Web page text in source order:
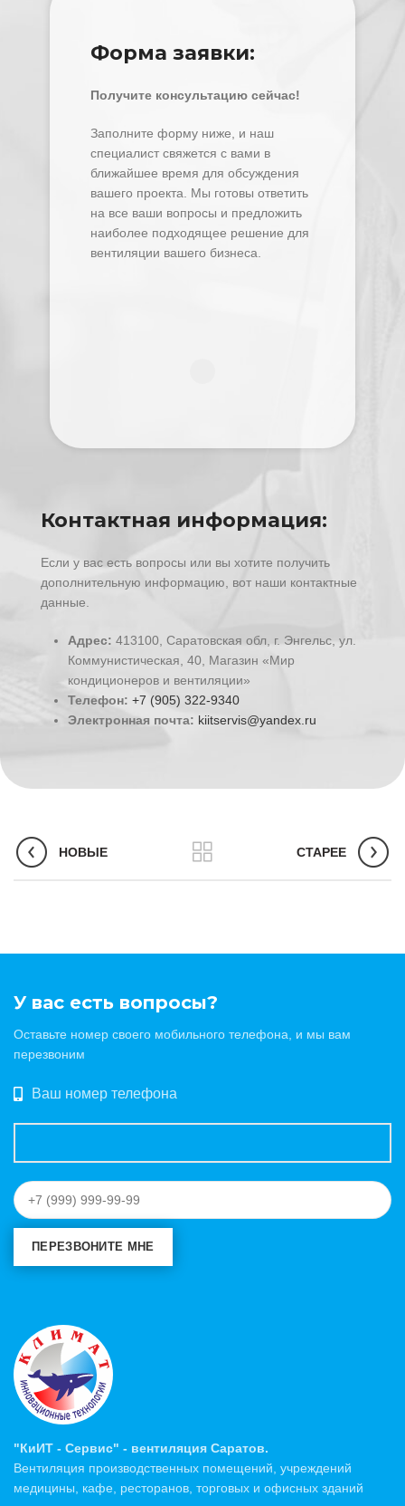
Форма заявки:
Получите консультацию сейчас!
Заполните форму ниже, и наш
специалист свяжется с вами в
ближайшее время для обсуждения
вашего проекта. Мы готовы ответить
на все ваши вопросы и предложить
наиболее подходящее решение для
вентиляции вашего бизнеса.
Контактная информация:
Если у вас есть вопросы или вы хотите получить
дополнительную информацию, вот наши контактные
данные.
Адрес: 413100, Саратовская обл, г. Энгельс, ул.
Коммунистическая, 40, Магазин «Мир
кондиционеров и вентиляции»
Телефон: +7 (905) 322-9340
Электронная почта: kiitservis@yandex.ru
НОВЫЕ СТАРЕЕ
У вас есть вопросы?
Оставьте номер своего мобильного телефона, и мы вам
перезвоним
Ваш номер телефона
"КиИТ - Сервис" - вентиляция Саратов.
Вентиляция производственных помещений, учреждений
медицины, кафе, ресторанов, торговых и офисных зданий